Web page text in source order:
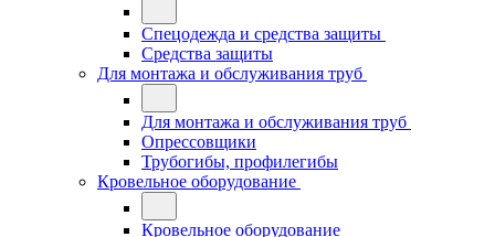
Спецодежда и средства защиты
Средства защиты
Для монтажа и обслуживания труб
Для монтажа и обслуживания труб
Опрессовщики
Трубогибы, профилегибы
Кровельное оборудование
Кровельное оборудование